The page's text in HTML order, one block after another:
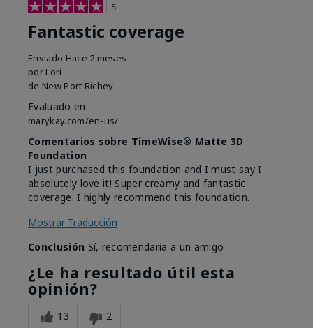
5
Fantastic coverage
Enviado Hace 2 meses
por Lori
de New Port Richey
Evaluado en
marykay.com/en-us/
Comentarios sobre TimeWise® Matte 3D
Foundation
I just purchased this foundation and I must say I
absolutely love it! Super creamy and fantastic
coverage. I highly recommend this foundation.
Mostrar Traducción
Conclusión Sí, recomendaría a un amigo
¿Le ha resultado útil esta
opinión?
13 2